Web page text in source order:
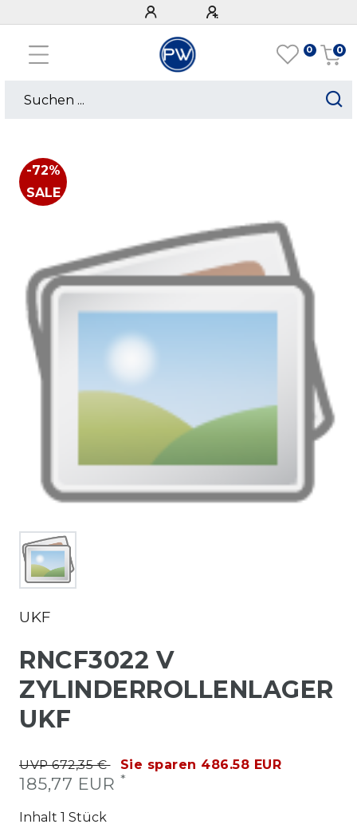
0 0
-72%
SALE
UKF
RNCF3022 V
ZYLINDERROLLENLAGER
UKF
UVP 672,35 € Sie sparen 486.58 EUR
185,77 EUR *
Inhalt 1 Stück